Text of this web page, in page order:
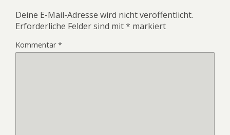
Deine E-Mail-Adresse wird nicht veröffentlicht.
Erforderliche Felder sind mit* markiert
Kommentar*